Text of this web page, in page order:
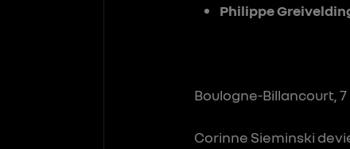
Philippe
Boulogne-Billancourt,
Corinne Sieminski